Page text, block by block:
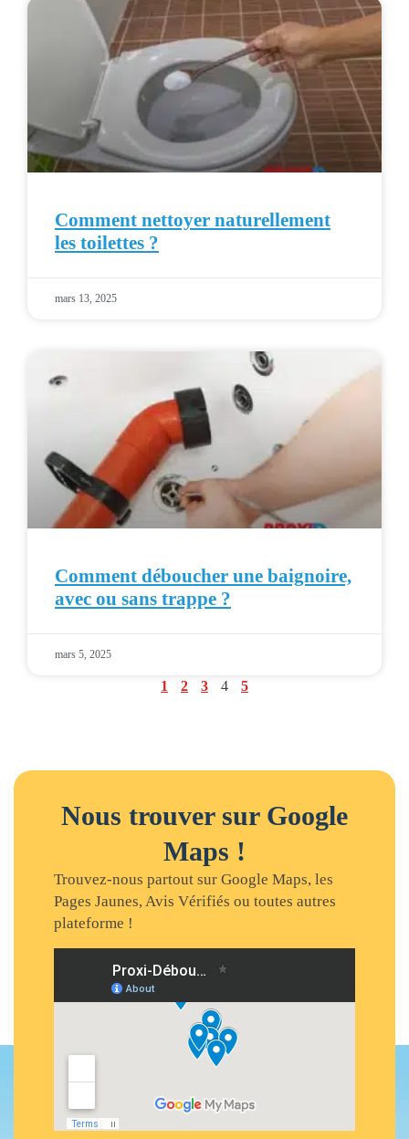
Comment nettoyer naturellement
les toilettes ?
mars 13, 2025
Comment déboucher une baignoire,
avec ou sans trappe ?
mars 5, 2025
1 2 3 4 5
Nous trouver sur Google
Maps !
Trouvez-nous partout sur Google Maps, les
Pages Jaunes, Avis Vérifiés ou toutes autres
plateforme !